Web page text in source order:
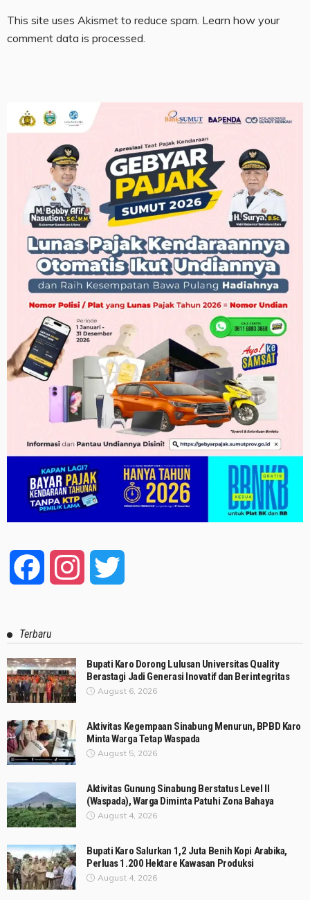
This site uses Akismet to reduce spam. Learn how your
comment data is processed.
Facebook Instagram
Terbaru
Bupati Karo Dorong Lulusan Universitas Quality
Berastagi Jadi Generasi Inovatif dan Berintegritas
August 6, 2026
Aktivitas Kegempaan Sinabung Menurun, BPBD Karo
Minta Warga Tetap Waspada
August 5, 2026
Aktivitas Gunung Sinabung Berstatus Level II
(Waspada), Warga Diminta Patuhi Zona Bahaya
August 4, 2026
Bupati Karo Salurkan 1,2 Juta Benih Kopi Arabika,
Perluas 1.200 Hektare Kawasan Produksi
August 4, 2026